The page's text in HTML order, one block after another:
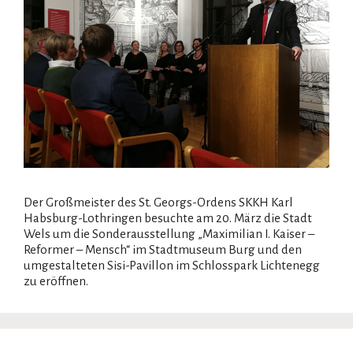
Der Großmeister des St. Georgs-Ordens SKKH Karl
Habsburg-Lothringen besuchte am 20. März die Stadt
Wels um die Sonderausstellung „Maximilian I. Kaiser –
Reformer – Mensch“ im Stadtmuseum Burg und den
umgestalteten Sisi-Pavillon im Schlosspark Lichtenegg
zu eröffnen.